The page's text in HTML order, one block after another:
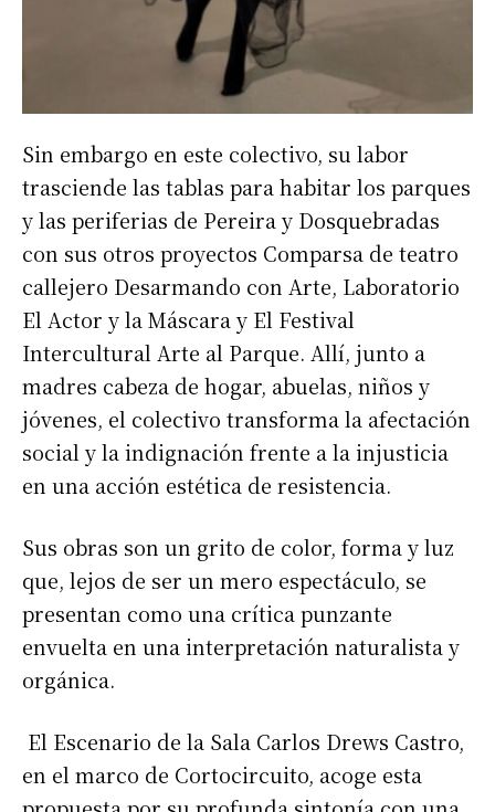
​Sin embargo en este colectivo, su labor
trasciende las tablas para habitar los parques
y las periferias de Pereira y Dosquebradas
con sus otros proyectos Comparsa de teatro
callejero Desarmando con Arte, Laboratorio
El Actor y la Máscara y El Festival
Intercultural Arte al Parque. Allí, junto a
madres cabeza de hogar, abuelas, niños y
jóvenes, el colectivo transforma la afectación
social y la indignación frente a la injusticia
en una acción estética de resistencia.
Sus obras son un grito de color, forma y luz
que, lejos de ser un mero espectáculo, se
presentan como una crítica punzante
envuelta en una interpretación naturalista y
orgánica.
El Escenario de la Sala Carlos Drews Castro,
en el marco de Cortocircuito, acoge esta